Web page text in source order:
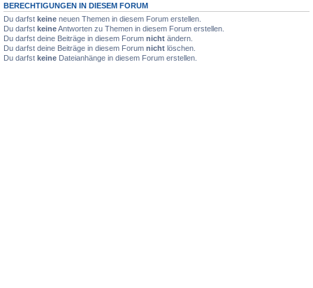
BERECHTIGUNGEN IN DIESEM FORUM
Du darfst keine neuen Themen in diesem Forum erstellen.
Du darfst keineAntworten zu Themen in diesem Forum erstellen.
Du darfst deine Beiträge in diesem Forum nicht ändern.
Du darfst deine Beiträge in diesem Forum nicht löschen.
Du darfst keine Dateianhänge in diesem Forum erstellen.